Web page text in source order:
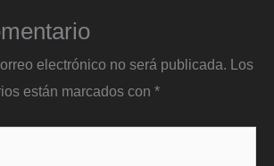
electrónico no será publicada. Los
están marcados con *